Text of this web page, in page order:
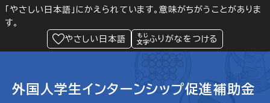
「やさしい日本語」にかえられています。意味がちがうことがありま
す。
やさしい日本語
ふりがなをつける
Language 閲覧支援
緊急情報
外国人学生インターンシップ促進補助金